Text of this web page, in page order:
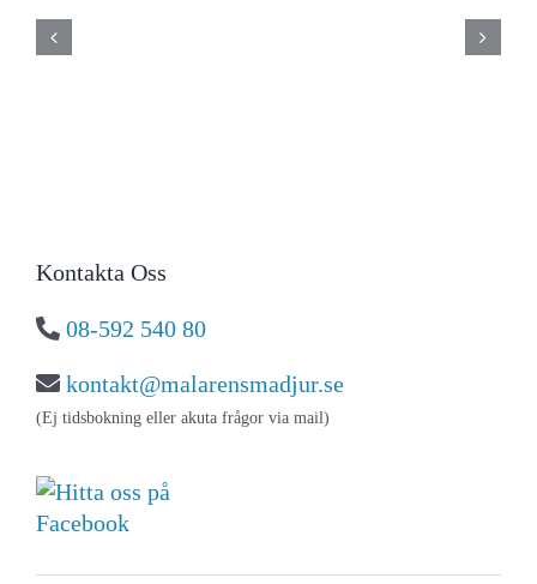
Kontakta Oss
08-592 540 80
kontakt@malarensmadjur.se
(Ej tidsbokning eller akuta frågor via mail)